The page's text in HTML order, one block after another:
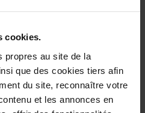
cookies.
propres au site de la
que des cookies tiers afin
du site, reconnaître votre
et les annonces en
of six
2026